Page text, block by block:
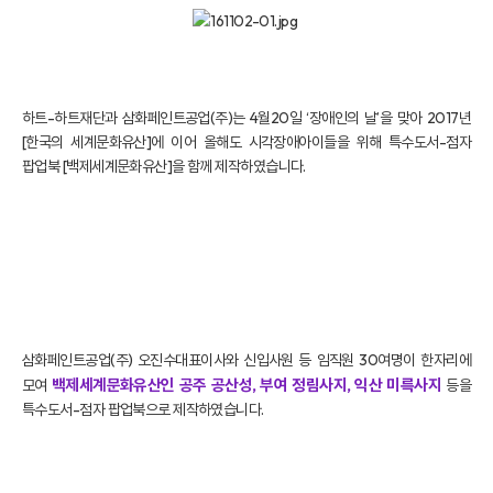
하트-하트재단과 삼화페인트공업(주)는 4월20일 ‘장애인의 날’을 맞아 2017년
[한국의 세계문화유산]에 이어 올해도 시각장애아이들을 위해 특수도서-점자
팝업북 [백제세계문화유산]을 함께 제작하였습니다.
삼화페인트공업(주) 오진수대표이사와 신입사원 등 임직원 30여명이 한자리에
모여 백제세계문화유산인 공주 공산성, 부여 정림사지, 익산 미륵사지 등을
특수도서-점자 팝업북으로 제작하였습니다.